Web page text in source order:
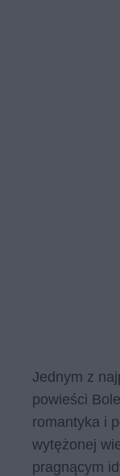
Jednym z
powieści
romantyka i
wytężonej
pragnącym